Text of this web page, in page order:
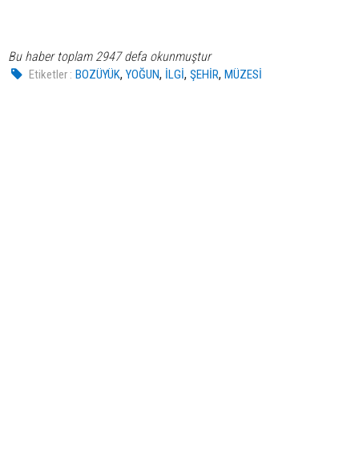
Bu haber toplam 2947 defa okunmuştur
Etiketler : BOZÜYÜK,YOĞUN, İLGİ,ŞEHİR,MÜZESİ